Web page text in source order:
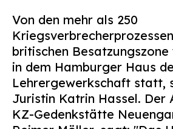
Von den mehr als 250
britischen Besatzungszone
in dem Hamburger Haus
Lehrergewerkschaft statt,
Juristin Katrin Hassel. Der
KZ-Gedenkstätte